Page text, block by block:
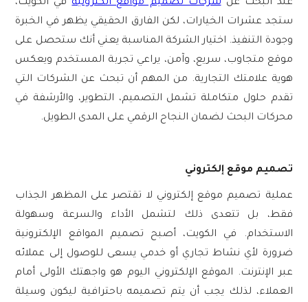
عند البحث عنشركات تصميم مواقع الكترونيةفي الكويت،
ستجد عشرات الخيارات، لكن الفارق الحقيقي يظهر في الخبرة
وجودة التنفيذ. اختيار الشركة المناسبة يعني أنك ستحصل على
موقع متجاوب، سريع، وآمن، يراعي تجربة المستخدم ويعكس
هوية علامتك التجارية. من المهم أن تبحث عن الشركات التي
تقدم حلول متكاملة تشمل التصميم، التطوير، والأرشفة في
محركات البحث لضمان النجاح الرقمي على المدى الطويل.
تصميم موقع إلكتروني
عملية تصميم موقع إلكتروني لا تقتصر على المظهر الجذاب
فقط، بل تتعدى ذلك لتشمل الأداء والسرعة وسهولة
الاستخدام. في الكويت، أصبح تصميم المواقع الإلكترونية
ضرورة لأي نشاط تجاري أو خدمي يسعى للوصول إلى عملائه
عبر الإنترنت. الموقع الإلكتروني اليوم هو واجهتك الأولى أمام
العملاء، لذلك يجب أن يتم تصميمه باحترافية ليكون وسيلة